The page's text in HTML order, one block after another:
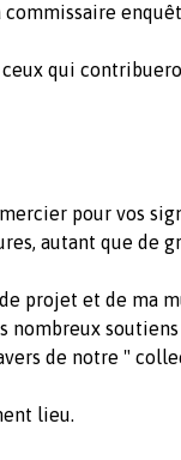
qui
pour vos
autant que de
projet et de ma
nombreux
de notre "
lieu.